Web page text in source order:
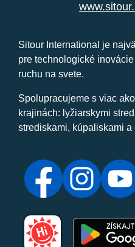
Sitour International je
pre technologické
ruchu na svete.
Spolupracujeme s viac
krajinách: lyžiarskymi
strediskami, kúpaliskami a